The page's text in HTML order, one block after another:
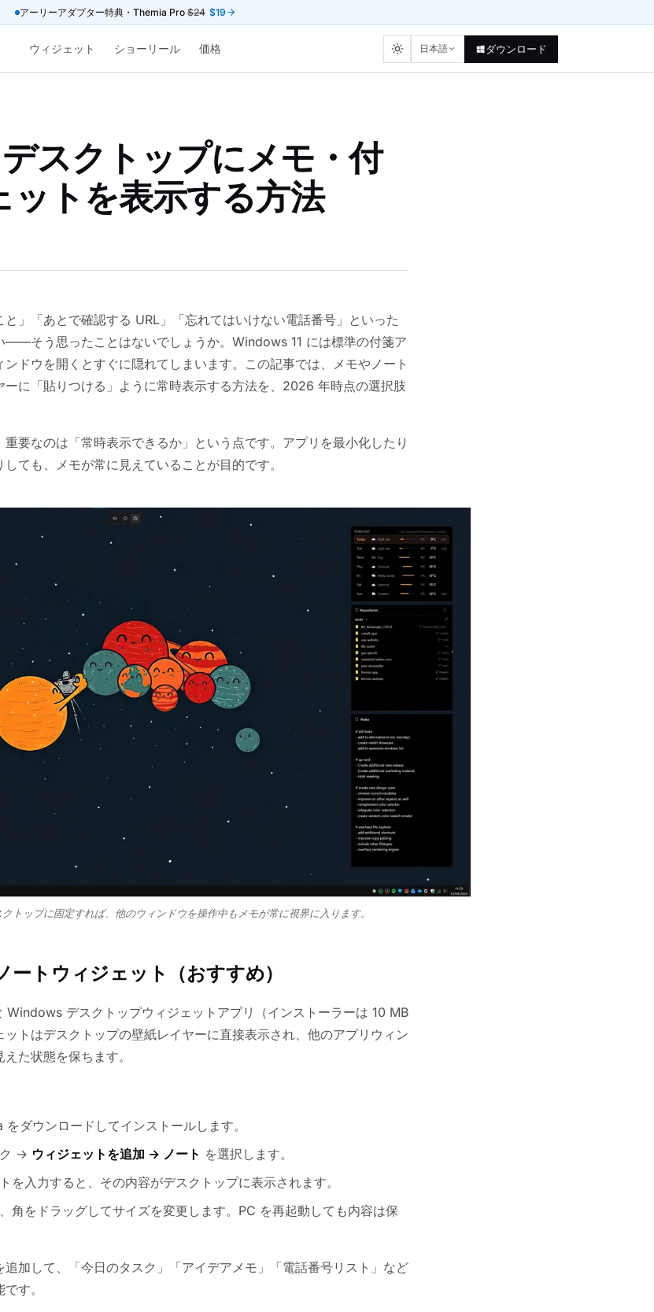
アーリーアダプター特典・Themia Pro$24 $19
ウィジェット ショーリール 価格 日本語 ダウンロード
スクトップにメモ・付
ットを表示する方法
」「あとで確認する URL」「忘れてはいけない電話番号」といった
——そう思ったことはないでしょうか。Windows 11 には標準の付箋ア
ドウを開くとすぐに隠れてしまいます。この記事では、メモやノート
ーに「貼りつける」ように常時表示する方法を、2026 年時点の選択肢
要なのは「常時表示できるか」という点です。アプリを最小化したり
ても、メモが常に見えていることが目的です。
トップに固定すれば、他のウィンドウを操作中もメモが常に視界に入ります。
ートウィジェット（おすすめ）
Windows デスクトップウィジェットアプリ（インストーラーは 10 MB
トはデスクトップの壁紙レイヤーに直接表示され、他のアプリウィン
た状態を保ちます。
ダウンロードしてインストールします。
ク → ウィジェットを追加 → ノート を選択します。
を入力すると、その内容がデスクトップに表示されます。
角をドラッグしてサイズを変更します。PC を再起動しても内容は保
加して、「今日のタスク」「アイデアメモ」「電話番号リスト」など
す。